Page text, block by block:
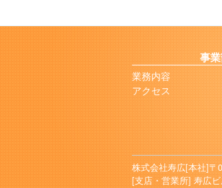
事
業務内容
アクセス
株式会社寿広[本社]〒
[支店・営業所] 寿広